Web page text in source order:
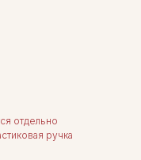
отдельно
ручка
ДЛЯ ПОКУПАТЕЛЕЙ
Комплектация
Каталог